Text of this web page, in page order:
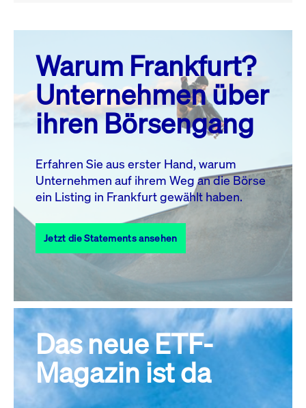
August 26
MO. DI. MI. DO. FR. SA. SO.
1
2
3
4 5 6 7 8
10 11 13 14
17
18 19 20 21 22
23
27 28
31
Alle Events
Warum Frankfurt?
Unternehmen über
ihren Börsengang
Erfahren Sie aus erster Hand, warum
Unternehmen auf ihrem Weg an die Börse
ein Listing in Frankfurt gewählt haben.
Jetzt die Statements ansehen
Das neue ETF-
Magazin ist da